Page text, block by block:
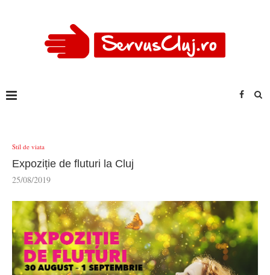
Stil de viata
Expoziție de fluturi la Cluj
25/08/2019